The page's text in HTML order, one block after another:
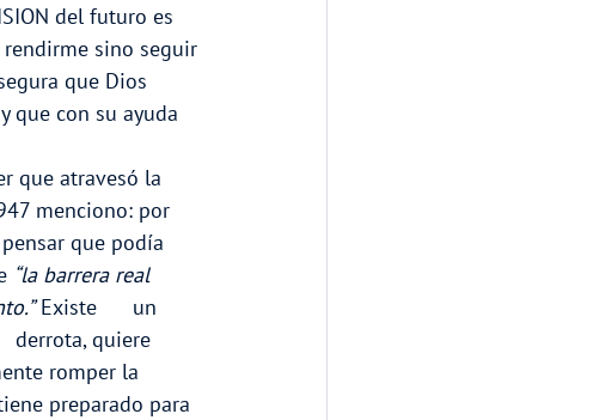
del futuro es
rendirme sino seguir
que Dios
y que con su ayuda
que atravesó la
menciono: por
que podía
“la barrera real
Existe      un
derrota, quiere
romper la
preparado para